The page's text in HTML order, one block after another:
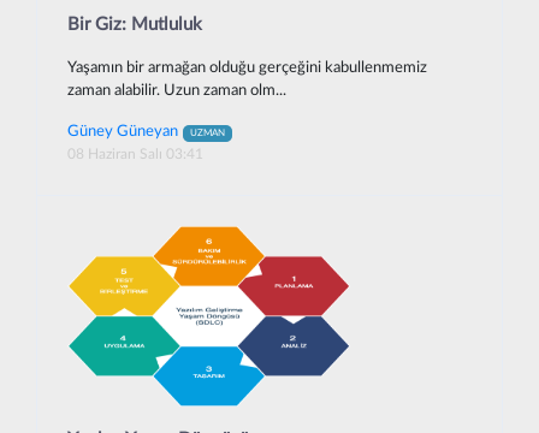
Bir Giz: Mutluluk
Yaşamın bir armağan olduğu gerçeğini kabullenmemiz
zaman alabilir. Uzun zaman olm...
Güney Güneyan UZMAN
08 Haziran Salı 03:41